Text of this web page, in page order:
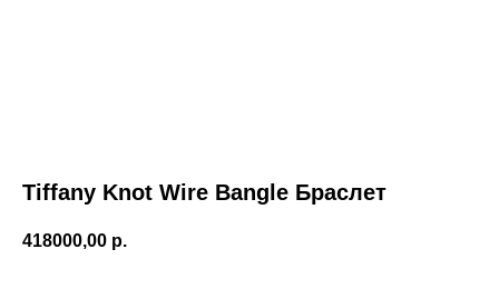
Tiffany Knot Wire Bangle Браслет
418000,00 р.